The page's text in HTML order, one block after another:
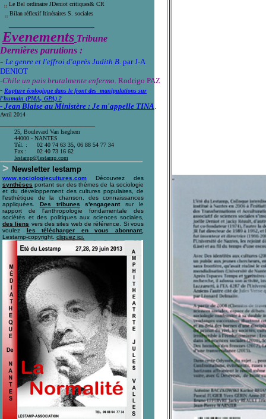
Le Bel ordinaire JDeniot critiques& CR
Bilan réflexif Itinéraires S. sociales
Evenements Tribune
Dernières parutions :
- Le genre et l'effroi d'après Judith B. par J-A
DENIOT
-Chile un pais brutalmente enfermo. Rodrigo PAZ
- Rupture écologique dans le front des manipulations sur
l'humain (PMA, GPA) ?
- Jean Blaise au Ministère : Je m'appelle TINA.
Avril 2014
25, Boulevard Van Iseghem
44000 - NANTES
Tél. :
Fax :
02 40 74 63 35, 06 88 54 77 34
02 40 73 16 62
lestamp@lestamp.com
> Newsletter lestamp
www.sociologiecultures.com
Découvrez des
synthèses portant sur des thèmes de la sociologie
et du développement des cultures populaires, de
l'esthétique de la chanson, des connaissances
appliquées. Des tribunes s'engageantsur le
rapport de l'anthropologie fondamentale des
sociétés et des politiques aux sciences sociales,
des liens vers des sites web de référence. Si vous
voulez les télécharger en vous abonnant,
Lestamp-copyright. cliquez ici